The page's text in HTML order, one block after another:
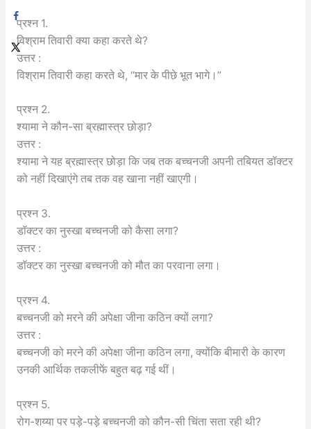
प्रश्न 1.
विश्राम तिवारी क्या कहा करते थे?
उत्तर :
विश्राम तिवारी कहा करते थे, “मार के पीछे भूत भागे।”
प्रश्न 2.
श्यामा ने कौन-सा ब्रह्मास्त्र छोड़ा?
उत्तर :
श्यामा ने यह ब्रह्मास्त्र छोड़ा कि जब तक बच्चनजी अपनी तबियत डॉक्टर
को नहीं दिखाएंगे तब तक वह खाना नहीं खाएगी।
प्रश्न 3.
डॉक्टर का नुस्खा बच्चनजी को कैसा लगा?
उत्तर :
डॉक्टर का नुस्खा बच्चनजी को मौत का परवाना लगा।
प्रश्न 4.
बच्चनजी को मरने की अपेक्षा जीना कठिन क्यों लगा?
उत्तर :
बच्चनजी को मरने की अपेक्षा जीना कठिन लगा, क्योंकि बीमारी के कारण
उनकी आर्थिक तकलीफें बहुत बढ़ गई थीं।
प्रश्न 5.
रोग-शय्या पर पड़े-पड़े बच्चनजी को कौन-सी चिंता सता रही थी?